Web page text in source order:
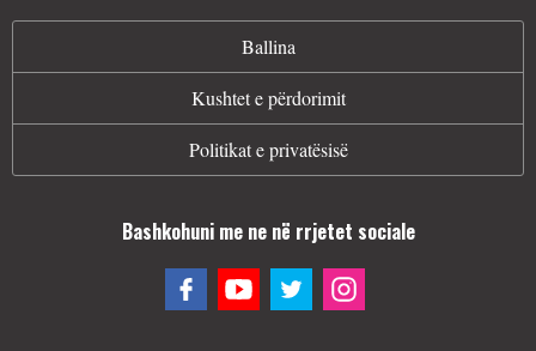
Ballina
Kushtet e përdorimit
Politikat e privatësisë
Bashkohuni me ne në rrjetet sociale